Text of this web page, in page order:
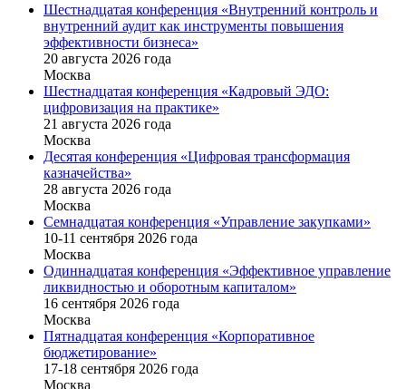
Шестнадцатая конференция «Внутренний контроль и
внутренний аудит как инструменты повышения
эффективности бизнеса»
20 августа 2026 года
Москва
Шестнадцатая конференция «Кадровый ЭДО:
цифровизация на практике»
21 августа 2026 года
Москва
Десятая конференция «Цифровая трансформация
казначейства»
28 августа 2026 года
Москва
Семнадцатая конференция «Управление закупками»
10-11 сентября 2026 года
Москва
Одиннадцатая конференция «Эффективное управление
ликвидностью и оборотным капиталом»
16 cентября 2026 года
Москва
Пятнадцатая конференция «Корпоративное
бюджетирование»
17-18 сентября 2026 года
Москва